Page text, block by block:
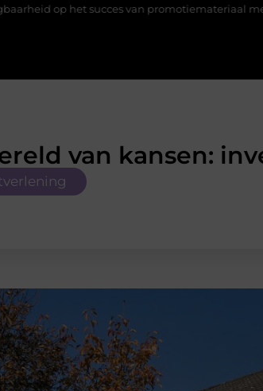
van promotiemateriaal met eigen logo Hoe
van kansen: